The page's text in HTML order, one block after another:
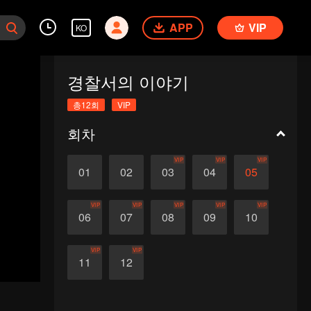
KO APP VIP
경찰서의 이야기
총12회 VIP
회차
01 02 03
VIP
04
VIP
05
VIP
06
VIP
07
VIP
08
VIP
09
VIP
10
VIP
11
VIP
12
VIP